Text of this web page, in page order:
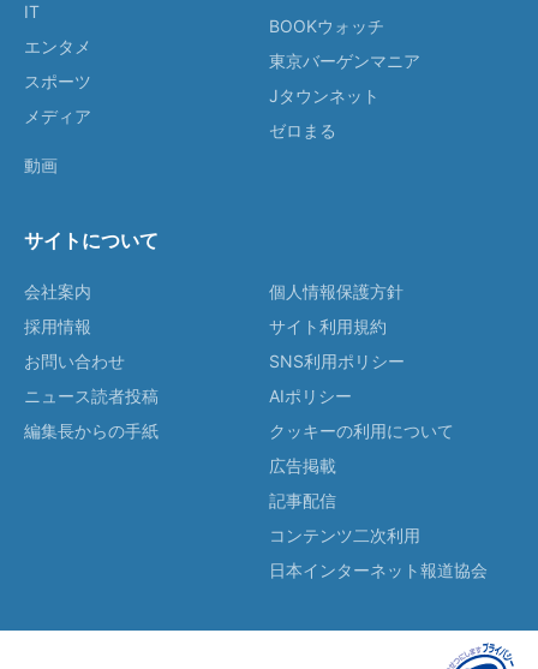
IT
エンタメ
スポーツ
メディア
動画
BOOKウォッチ
東京バーゲンマニア
Jタウンネット
ゼロまる
サイトについて
会社案内
採用情報
お問い合わせ
ニュース読者投稿
編集長からの手紙
個人情報保護方針
サイト利用規約
SNS利用ポリシー
AIポリシー
クッキーの利用について
広告掲載
記事配信
コンテンツ二次利用
日本インターネット報道協会